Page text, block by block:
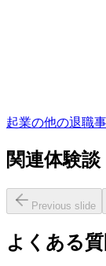
起業の他の退職
関連体験談
Previous slide
よくある質